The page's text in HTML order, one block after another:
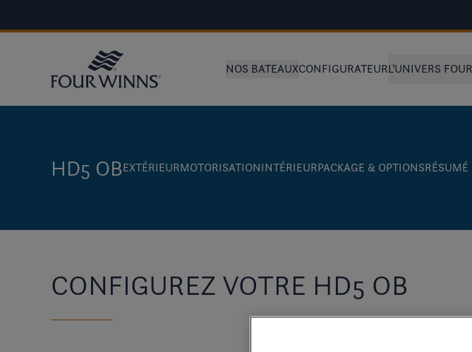
NOS BATEAUXCONFIGURATEURL'UNIVERS
HD5 OBEXTÉRIEURMOTORISATIONINTÉRIEURPACKAGE & OPTIONSRÉSUMÉ
CONFIGUREZ VOTRE HD5 OB